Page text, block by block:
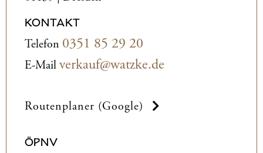
KONTAKT
Telefon 0351 85 29 20
E-Mailverkauf@watzke.de
Routenplaner (Google)
ÖPNV